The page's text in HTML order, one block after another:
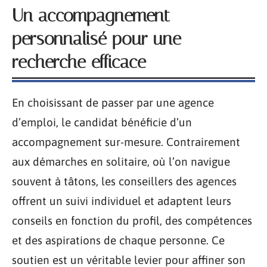
Un accompagnement
personnalisé pour une
recherche efficace
En choisissant de passer par une agence
d’emploi, le candidat bénéficie d’un
accompagnement sur-mesure. Contrairement
aux démarches en solitaire, où l’on navigue
souvent à tâtons, les conseillers des agences
offrent un suivi individuel et adaptent leurs
conseils en fonction du profil, des compétences
et des aspirations de chaque personne. Ce
soutien est un véritable levier pour affiner son